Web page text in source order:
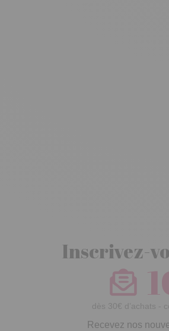
Inscrivez-
dès 30€ d’achats -
Recevez nos